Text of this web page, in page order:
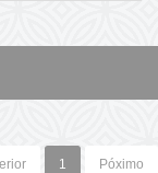
1 Póximo